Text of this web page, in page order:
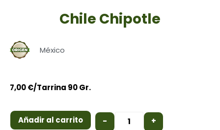
Chile Chipotle
México
7,00€/Tarrina 90 Gr.
- +
Añadir al carrito